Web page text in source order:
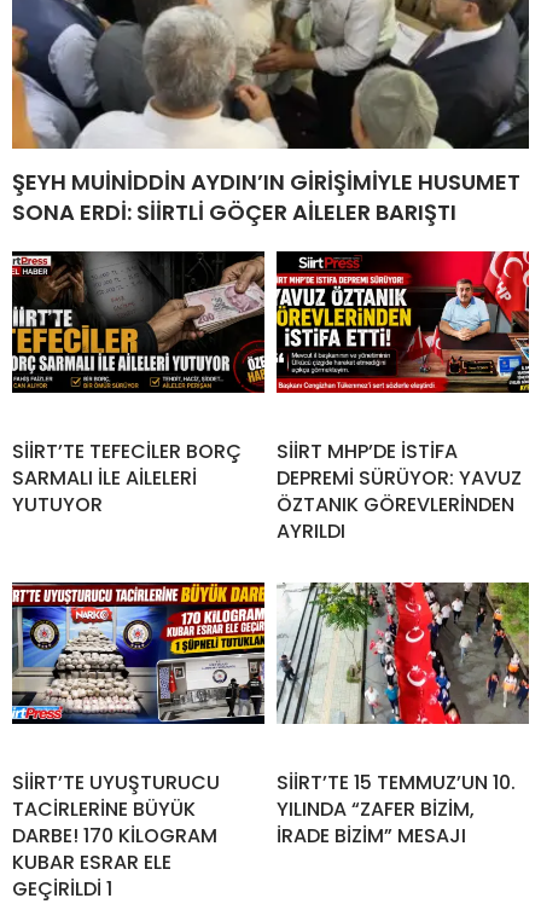
ŞEYH MUİNİDDİN AYDIN’IN GİRİŞİMİYLE HUSUMET
SONA ERDİ: SİİRTLİ GÖÇER AİLELER BARIŞTI
SİİRT’TE TEFECİLER BORÇ
SARMALI İLE AİLELERİ
YUTUYOR
SİİRT MHP’DE İSTİFA
DEPREMİ SÜRÜYOR: YAVUZ
ÖZTANIK GÖREVLERİNDEN
AYRILDI
SİİRT’TE UYUŞTURUCU
TACİRLERİNE BÜYÜK
DARBE! 170 KİLOGRAM
KUBAR ESRAR ELE
GEÇİRİLDİ 1
SİİRT’TE 15 TEMMUZ’UN 10.
YILINDA “ZAFER BİZİM,
İRADE BİZİM” MESAJI